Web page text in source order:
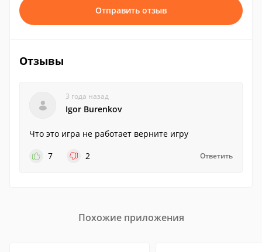
Отправить отзыв
Отзывы
3 года назад
Igor Burenkov
Что это игра не работает верните игру
7
2 Ответить
Похожие приложения